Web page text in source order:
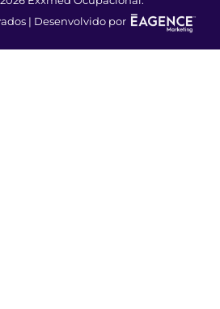
| Desenvolvido por